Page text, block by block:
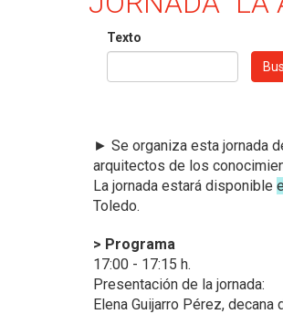
Texto
► Se organiza esta jornada
arquitectos de los
La jornada estará disponible
Toledo.
> Programa
17:00 - 17:15 h.
Presentación de la jornada:
Elena Guijarro Pérez,